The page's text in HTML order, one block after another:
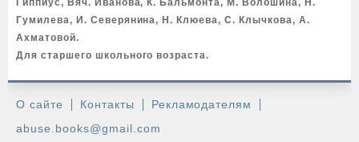
Гиппиус, Вяч. Иванова, К. Бальмонта, М. Волошина, Н.
Гумилева, И. Северянина, Н. Клюева, С. Клычкова, А.
Ахматовой.
Для старшего школьного возраста.
О сайте Контакты
Рекламодателям
abuse.books@gmail.com